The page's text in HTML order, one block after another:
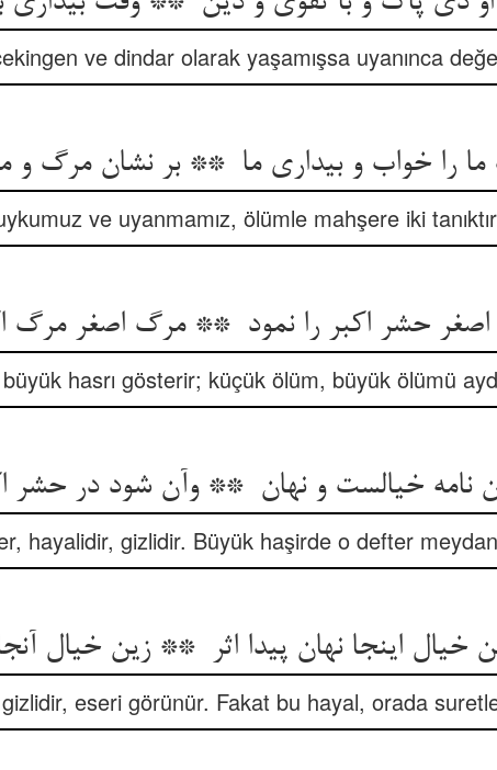
ve dindar olarak yaşamışsa uyanınca
ve uyanmamız, ölümle mahşere iki
hasrı gösterir; küçük ölüm, büyük ölümü
hayalidir, gizlidir. Büyük haşirde o defter
eseri görünür. Fakat bu hayal, orada